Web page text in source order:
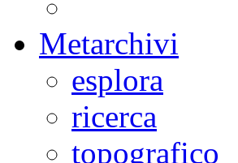
Metarchivi
esplora
ricerca
topografico